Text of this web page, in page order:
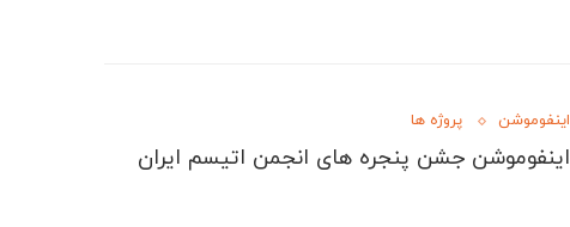
اینفوموشن پروژه ها
اینفوموشن جشن پنجره های انجمن اتیسم ایران